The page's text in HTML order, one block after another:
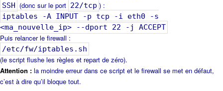
SSH (donc sur le port 22/tcp ) :
iptables -A INPUT -p tcp -i eth0 -s
<ma_nouvelle_ip> --dport 22 -j ACCEPT
Puis relancer le firewall :
/etc/fw/iptables.sh
(le script flushe les règles et repart de zéro).
Attention : la moindre erreur dans ce script et le firewall se met en défaut,
c’est à dire qu’il bloque tout.